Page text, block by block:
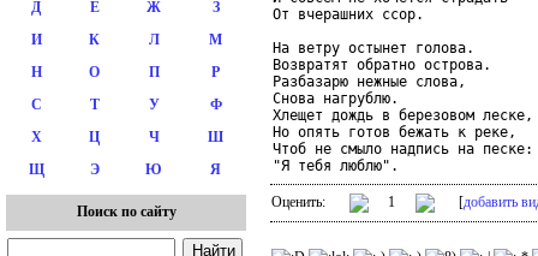
Д
Е Ж
З
И
К Л
М
Н
О П
Р
С
Т У
Ф
Х
Ц Ч
Ш
Щ
Э Ю Я
Поиск по сайту
От вчерашних ссор.
На ветру остынет голова.
Возвратят обратно острова.
Разбазарю нежные слова,
Снова нагрублю.
Хлещет дождь в березовом леске,
Но опять готов бежать к реке,
Чтоб не смыло надпись на песке:
"Я тебя люблю".
Оценить: 1 [добавить